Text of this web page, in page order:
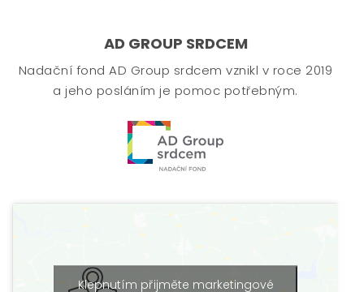
AD GROUP SRDCEM
Nadační fond AD Group srdcem vznikl v roce 2019
a jeho posláním je pomoc potřebným.
Klepnutím přijměte marketingové